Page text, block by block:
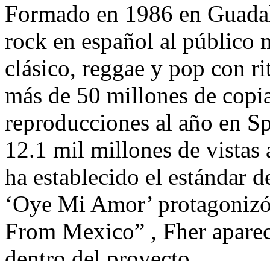
Formado en 1986 en
rock en español al público
clásico, reggae y pop con
más de 50 millones de
reproducciones al año en
12.1 mil millones de vistas
ha establecido el estándar
‘Oye Mi Amor’
From Mexico” , Fher